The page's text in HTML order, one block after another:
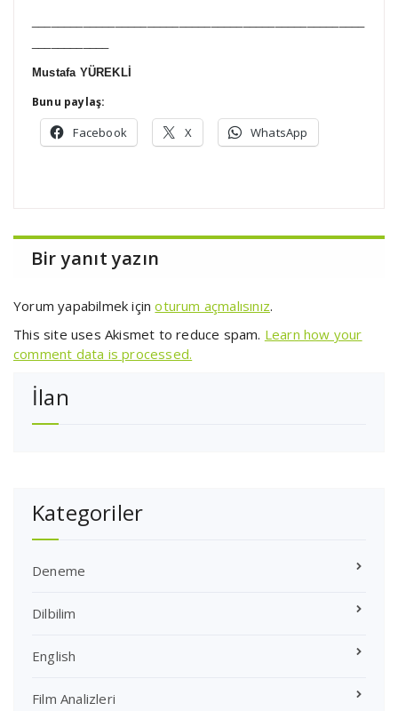
Mustafa YÜREKLİ
Bunu paylaş:
Facebook X WhatsApp
Bir yanıt yazın
Yorum yapabilmek içinoturum açmalısınız.
This site uses Akismet to reduce spam. Learn how your
comment data is processed.
İlan
Kategoriler
Deneme
Dilbilim
English
Film Analizleri